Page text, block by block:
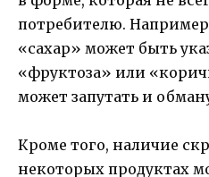
потребителю.
«сахар» может быть
«фруктоза» или
может запутать и
Кроме того, наличие
некоторых продуктах